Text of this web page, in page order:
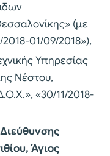
(με
01/09/2018»),
Υπηρεσίας
Νέστου,
«30/11/2018-
Άγιος